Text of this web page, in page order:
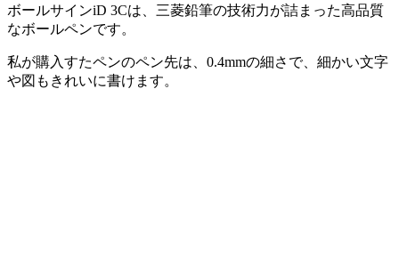
ボールサインiD 3Cは、三菱鉛筆の技術力が詰まった高品質
なボールペンです。
私が購入すたペンのペン先は、0.4mmの細さで、細かい文字
や図もきれいに書けます。